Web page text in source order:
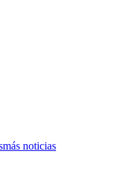
más noticias